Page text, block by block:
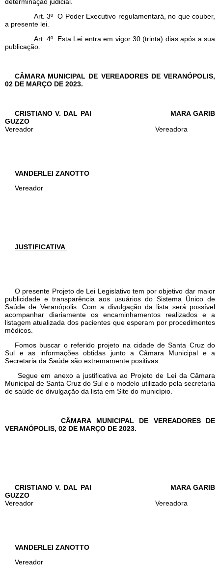
Art. 3º O Poder Executivo regulamentará, no que couber,
a presente lei.
Art. 4º Esta Lei entra em vigor 30 (trinta) dias após a sua
publicação.
CÂMARA MUNICIPAL DE VEREADORES DE VERANÓPOLIS,
02 DE MARÇO DE 2023.
CRISTIANO V. DAL PAI MARA GARIB
GUZZO
Vereador Vereadora
VANDERLEI ZANOTTO
Vereador
JUSTIFICATIVA
O presente Projeto de Lei Legislativo tem por objetivo dar maior
publicidade e transparência aos usuários do Sistema Único de
Saúde de Veranópolis. Com a divulgação da lista será possível
acompanhar diariamente os encaminhamentos realizados e a
listagem atualizada dos pacientes que esperam por procedimentos
médicos.
Fomos buscar o referido projeto na cidade de Santa Cruz do
Sul e as informações obtidas junto a Câmara Municipal e a
Secretaria da Saúde são extremamente positivas.
Segue em anexo a justificativa ao Projeto de Lei da Câmara
Municipal de Santa Cruz do Sul e o modelo utilizado pela secretaria
de saúde de divulgação da lista em Site do município.
CÂMARA MUNICIPAL DE VEREADORES DE
VERANÓPOLIS, 02 DE MARÇO DE 2023.
CRISTIANO V. DAL PAI MARA GARIB
GUZZO
Vereador Vereadora
VANDERLEI ZANOTTO
Vereador